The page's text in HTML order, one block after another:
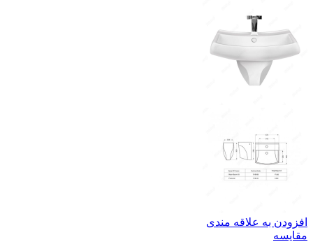
افزودن به علاقه مندی
مقایسه